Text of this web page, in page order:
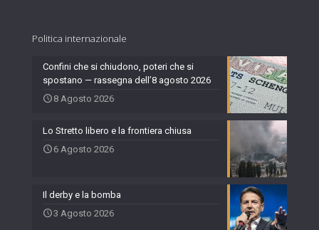
Politica internazionale
Confini che si chiudono, poteri che si
spostano — rassegna dell’8 agosto 2026
8 Agosto 2026
Lo Stretto libero e la frontiera chiusa
6 Agosto 2026
Il derby e la bomba
3 Agosto 2026